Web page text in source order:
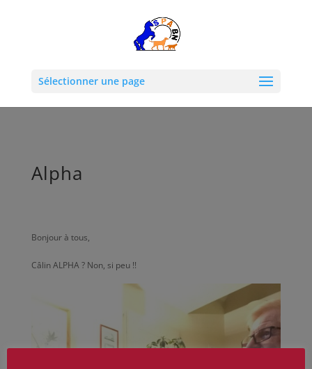
Sélectionner une page
Alpha
Bonjour à tous,
Câlin ALPHA ? Non, si peu !!